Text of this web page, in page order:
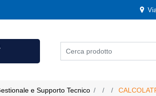
e Supporto Tecnico